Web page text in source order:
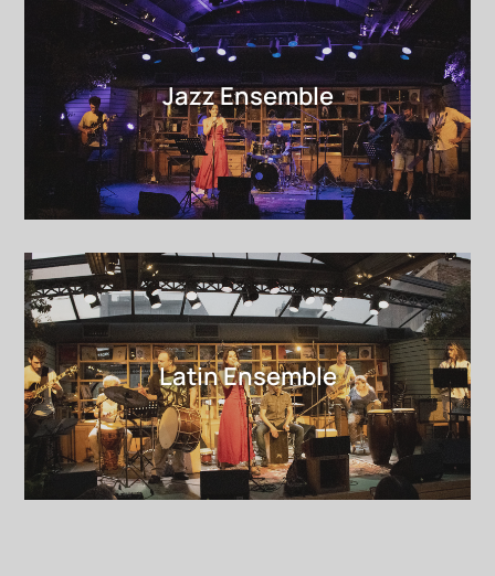
Jazz Ensemble
Latin Ensemble